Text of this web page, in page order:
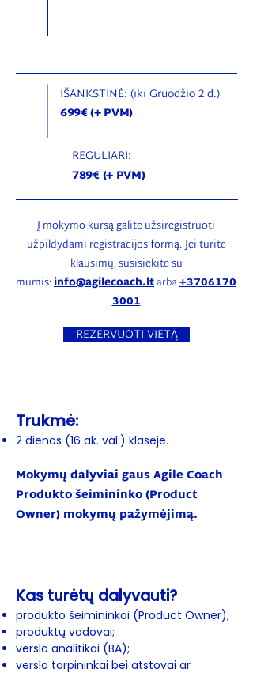
IŠANKSTINĖ: (iki Gruodžio 2 d.)
699€ (+ PVM)
REGULIARI:
789€ (+ PVM)
Į mokymo kursą galite užsiregistruoti
užpildydami registracijos formą. Jei turite
klausimų, susisiekite su
mumis:info@agilecoach.ltarba+3706170
3001
REZERVUOTI VIETĄ
Trukmė:
2 dienos (16 ak. val.) klasėje.
Mokymų dalyviai gaus Agile Coach
Produkto šeimininko (Product
Owner) mokymų pažymėjimą.
Kas turėtų dalyvauti?​
produkto šeimininkai (Product Owner);
produktų vadovai;
verslo analitikai (BA);
verslo tarpininkai bei atstovai ar